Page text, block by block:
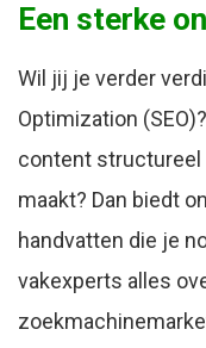
Een sterke
Wil jij je verder
Optimization
content structureel
maakt? Dan biedt
handvatten die je
vakexperts alles